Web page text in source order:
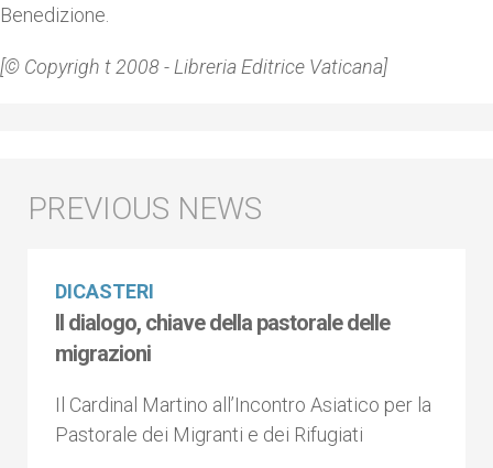
Benedizione.
[© Copyrigh t 2008 - Libreria Editrice Vaticana]
DICASTERI
Il dialogo, chiave della pastorale delle
migrazioni
Il Cardinal Martino all’Incontro Asiatico per la
Pastorale dei Migranti e dei Rifugiati